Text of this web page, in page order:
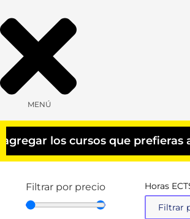
MENÚ
cursos que prefieras al
Filtrar por precio Horas